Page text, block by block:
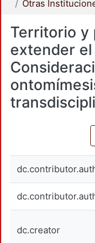
Otras
Territorio y
extender
dc.creator